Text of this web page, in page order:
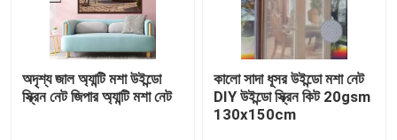
অদৃশ্য জাল অ্যান্টি মশা উইন্ডো
স্ক্রিন নেট জিপার অ্যান্টি মশা নেট
কালো সাদা ধূসর উইন্ডো মশা নেট
DIY উইন্ডো স্ক্রিন কিট 20gsm
130x150cm